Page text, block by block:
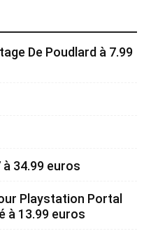
De Poudlard à 7.99
à 34.99 euros
Playstation Portal
à 13.99 euros